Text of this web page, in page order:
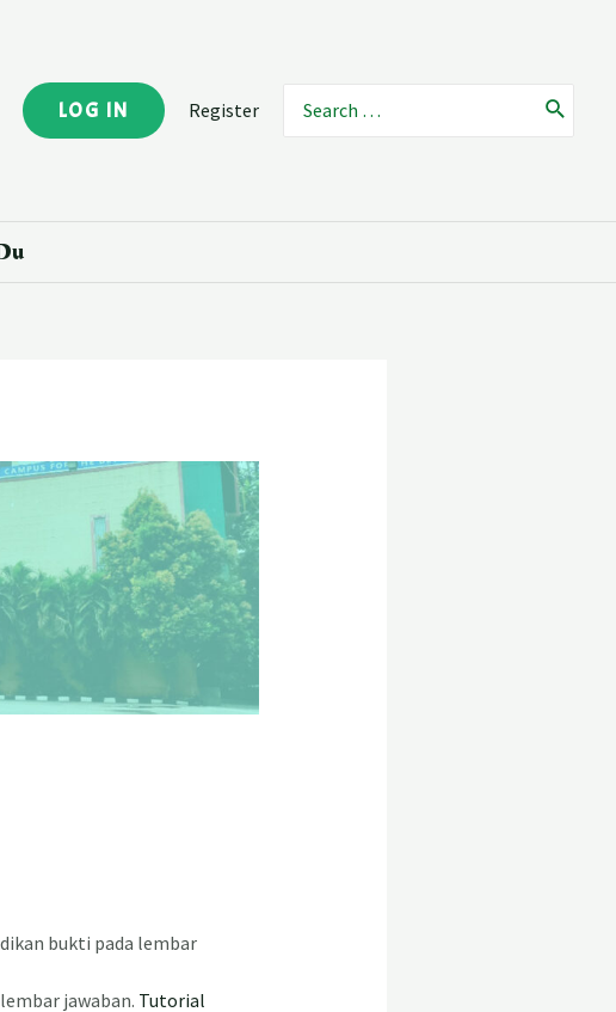
LOG IN Register
bukti pada lembar
jawaban. Tutorial